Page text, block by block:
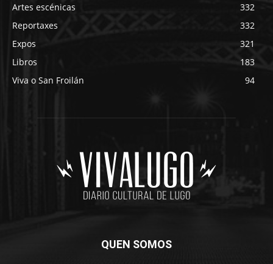
Artes escénicas
332
Reportaxes
332
Expos
321
Libros
183
Viva o San Froilán
94
QUEN SOMOS